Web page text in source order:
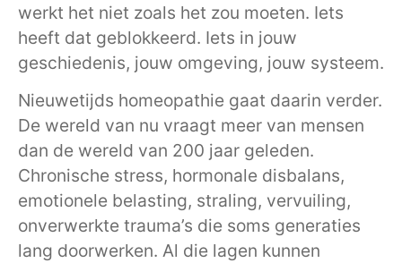
werkt het niet zoals het zou moeten. Iets
heeft dat geblokkeerd. Iets in jouw
geschiedenis, jouw omgeving, jouw systeem.
Nieuwetijds homeopathie gaat daarin verder.
De wereld van nu vraagt meer van mensen
dan de wereld van 200 jaar geleden.
Chronische stress, hormonale disbalans,
emotionele belasting, straling, vervuiling,
onverwerkte trauma’s die soms generaties
lang doorwerken. Al die lagen kunnen